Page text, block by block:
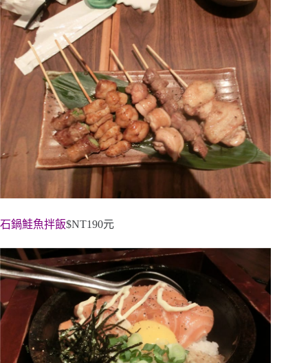
石鍋鮭魚拌飯$NT190元